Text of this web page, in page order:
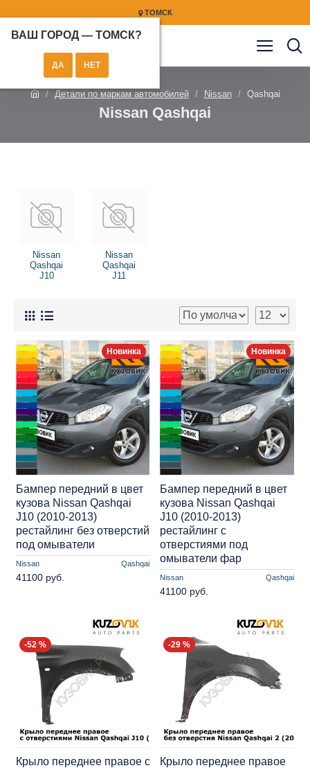
ТОМСК
ВАШ ГОРОД — ТОМСК?
Детали по маркам автомобилей Nissan Qashqai
Nissan Qashqai
Nissan
Qashqai
J10
Nissan
Qashqai
J11
Новинка
Nissan Qashqai
Бампер передний в цвет
кузова Nissan Qashqai
J10 (2010-2013)
рестайлинг без отверстий
под омыватели
41100 руб.
Новинка
Nissan Qashqai
Бампер передний в цвет
кузова Nissan Qashqai
J10 (2010-2013)
рестайлинг с
отверстиями под
омыватели фар
41100 руб.
-52 %
Крыло переднее правое с
-29 %
Крыло переднее правое